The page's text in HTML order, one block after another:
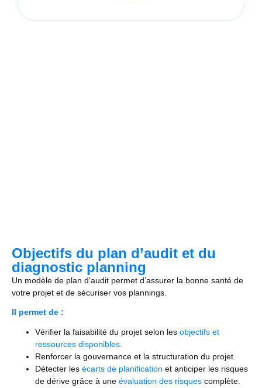
Objectifs du plan d’audit et du
diagnostic planning
Un modèle de plan d’audit permet d’assurer la bonne santé de
votre projet et de sécuriser vos plannings.
Il permet de :
Vérifier la faisabilité du projet selon les objectifs et
ressources disponibles.
Renforcer la gouvernance et la structuration du projet.
Détecter les écarts de planification et anticiper les risques
de dérive grâce à une évaluation des risques complète.